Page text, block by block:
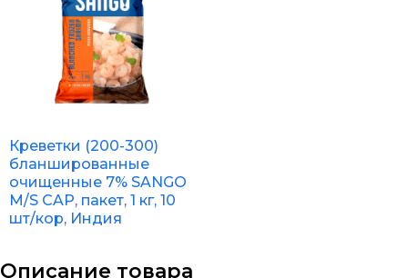
Креветки (200-300)
бланшированные
очищенные 7% SANGO
M/S CAP, пакет, 1 кг, 10
шт/кор, Индия
Описание товара